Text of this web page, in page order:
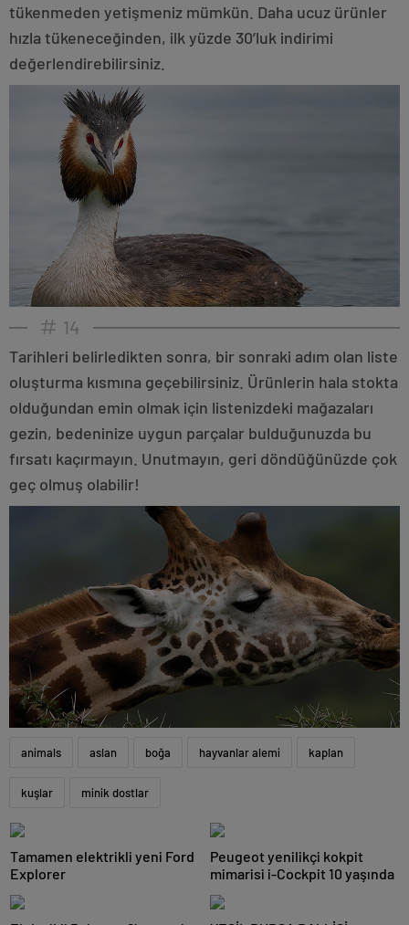
tükenmeden yetişmeniz mümkün. Daha ucuz ürünler
hızla tükeneceğinden, ilk yüzde 30’luk indirimi
değerlendirebilirsiniz.
14
Tarihleri belirledikten sonra, bir sonraki adım olan liste
oluşturma kısmına geçebilirsiniz. Ürünlerin hala stokta
olduğundan emin olmak için listenizdeki mağazaları
gezin, bedeninize uygun parçalar bulduğunuzda bu
fırsatı kaçırmayın. Unutmayın, geri döndüğünüzde çok
geç olmuş olabilir!
animals aslan boğa hayvanlar alemi kaplan
kuşlar minik dostlar
Tamamen elektrikli yeni Ford
Explorer
Peugeot yenilikçi kokpit
mimarisi i-Cockpit 10 yaşında